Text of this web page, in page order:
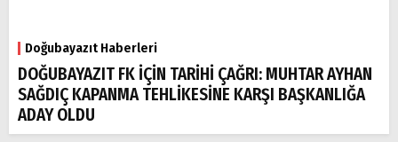
Doğubayazıt Haberleri
DOĞUBAYAZIT FK İÇİN TARİHİ ÇAĞRI: MUHTAR AYHAN
SAĞDIÇ KAPANMA TEHLİKESİNE KARŞI BAŞKANLIĞA
ADAY OLDU